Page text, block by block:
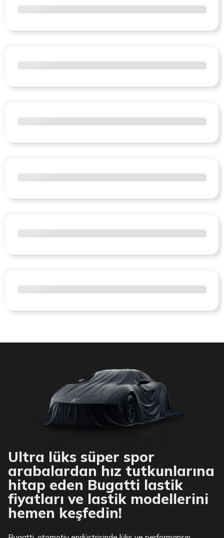
Ultra lüks süper spor
arabalardan hız tutkunlarına
hitap eden Bugatti lastik
fiyatları ve lastik modellerini
hemen keşfedin!